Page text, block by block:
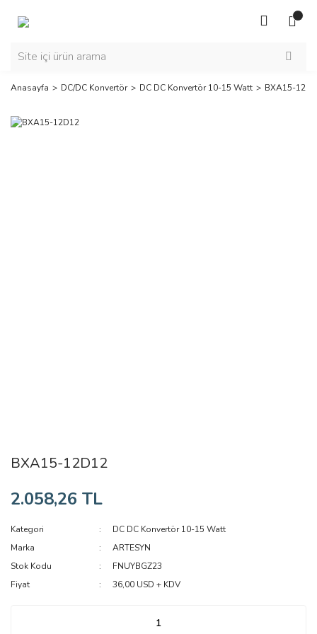
Anasayfa DC/DC Konvertör DC DC Konvertör 10-15 Watt BXA15-
BXA15-12D12
2.058,26 TL
Kategori
DC DC Konvertör 10-15 Watt
Marka
ARTESYN
Stok Kodu
FNUYBGZ23
Fiyat
36,00 USD + KDV